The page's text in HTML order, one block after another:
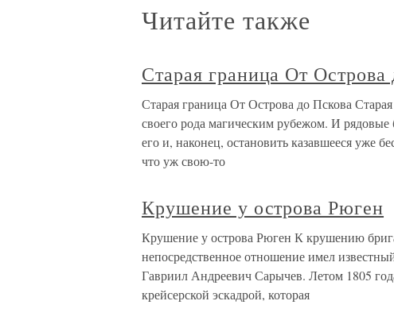
Читайте также
Старая граница От Острова
Старая граница От Острова до Пскова
своего рода магическим рубежом. И
его и, наконец, остановить казавшееся уже
что уж свою-то
Крушение у острова Рюген
Крушение у острова Рюген К крушению
непосредственное отношение имел
Гавриил Андреевич Сарычев. Летом 1805
крейсерской эскадрой, которая